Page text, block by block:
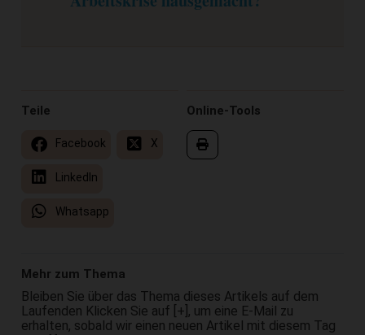
Online-Tools
Teile
Facebook X
LinkedIn
Whatsapp
Mehr zum Thema
Bleiben Sie über das Thema dieses Artikels auf dem
Laufenden Klicken Sie auf [+], um eine E-Mail zu
erhalten, sobald wir einen neuen Artikel mit diesem Tag